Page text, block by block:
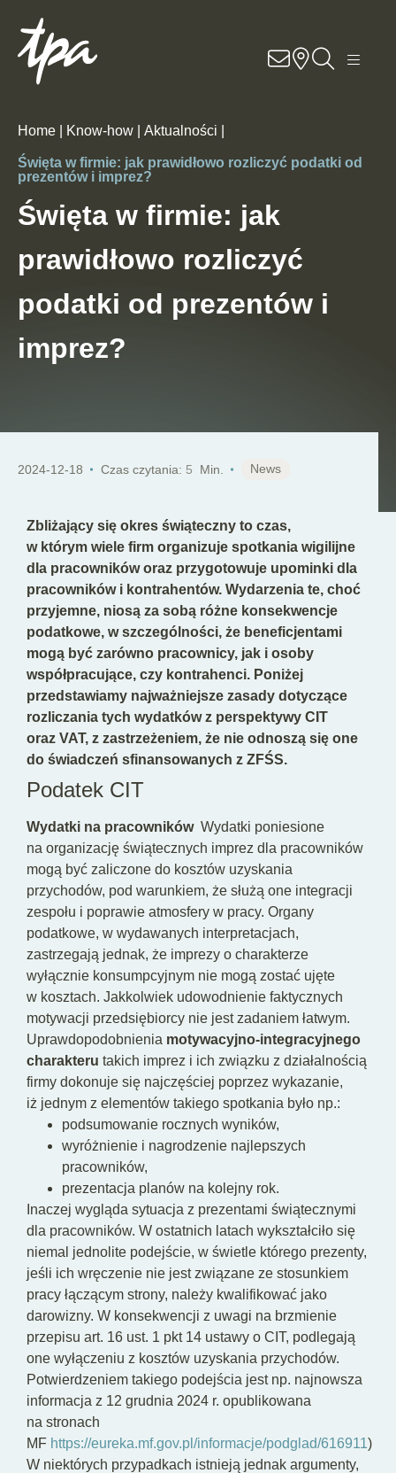
Know-how
Specjalizacje
O nas
Kariera
Lokalizacje
Kontakt
Home | Know-how | Aktualności |
Święta w firmie: jak prawidłowo rozliczyć podatki od
prezentów i imprez?
Święta w firmie: jak
prawidłowo rozliczyć
podatki od prezentów i
imprez?
2024-12-18 Czas czytania: 5 Min. News
Zbliżający się okres świąteczny to czas,
w którym wiele firm organizuje spotkania wigilijne
dla pracowników oraz przygotowuje upominki dla
pracowników i kontrahentów. Wydarzenia te, choć
przyjemne, niosą za sobą różne konsekwencje
podatkowe, w szczególności, że beneficjentami
mogą być zarówno pracownicy, jak i osoby
współpracujące, czy kontrahenci. Poniżej
przedstawiamy najważniejsze zasady dotyczące
rozliczania tych wydatków z perspektywy CIT
oraz VAT, z zastrzeżeniem, że nie odnoszą się one
do świadczeń sfinansowanych z ZFŚS.
Podatek CIT
Wydatki na pracowników Wydatki poniesione
na organizację świątecznych imprez dla pracowników
mogą być zaliczone do kosztów uzyskania
przychodów, pod warunkiem, że służą one integracji
zespołu i poprawie atmosfery w pracy. Organy
podatkowe, w wydawanych interpretacjach,
zastrzegają jednak, że imprezy o charakterze
wyłącznie konsumpcyjnym nie mogą zostać ujęte
w kosztach. Jakkolwiek udowodnienie faktycznych
motywacji przedsiębiorcy nie jest zadaniem łatwym.
Uprawdopodobnienia motywacyjno-integracyjnego
charakteru takich imprez i ich związku z działalnością
firmy dokonuje się najczęściej poprzez wykazanie,
iż jednym z elementów takiego spotkania było np.:
podsumowanie rocznych wyników,
wyróżnienie i nagrodzenie najlepszych
pracowników,
prezentacja planów na kolejny rok.
Inaczej wygląda sytuacja z prezentami świątecznymi
dla pracowników. W ostatnich latach wykształciło się
niemal jednolite podejście, w świetle którego prezenty,
jeśli ich wręczenie nie jest związane ze stosunkiem
pracy łączącym strony, należy kwalifikować jako
darowizny. W konsekwencji z uwagi na brzmienie
przepisu art. 16 ust. 1 pkt 14 ustawy o CIT, podlegają
one wyłączeniu z kosztów uzyskania przychodów.
Potwierdzeniem takiego podejścia jest np. najnowsza
informacja z 12 grudnia 2024 r. opublikowana
na stronach
MF https://eureka.mf.gov.pl/informacje/podglad/616911)
W niektórych przypadkach istnieją jednak argumenty,